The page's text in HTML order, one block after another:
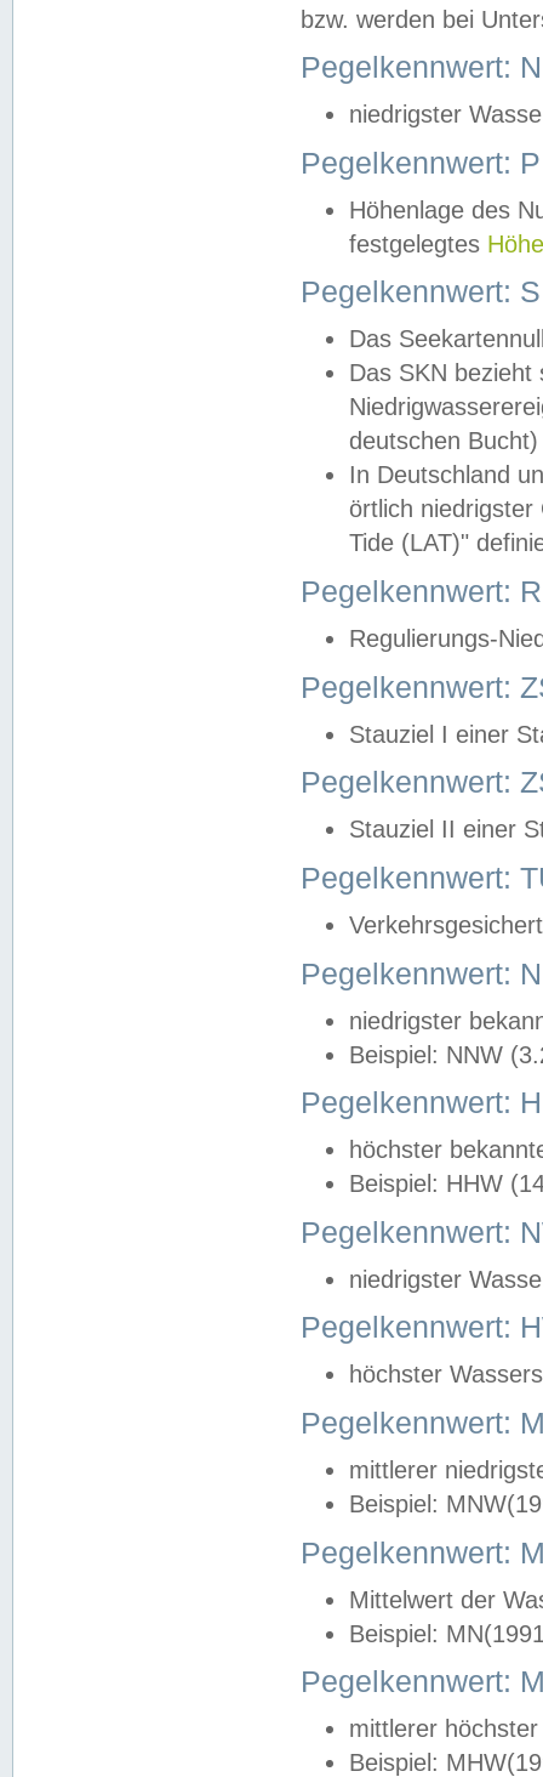
bzw. werden bei
Pegelkennwert:
niedrigster
Pegelkennwert:
Höhenlage des
festgelegtes
Pegelkennwert:
Das
Das SKN
deutschen
In Deutschland
örtlich
Tide (LAT)"
Pegelkennwert:
Regulierungs-
Pegelkennwert:
Stauziel I einer
Pegelkennwert:
Stauziel II einer
Pegelkennwert:
Pegelkennwert:
niedrigster
Beispiel: NNW
Pegelkennwert:
höchster
Beispiel: HHW
Pegelkennwert:
niedrigster
Pegelkennwert:
höchster
Pegelkennwert:
mittlerer
Beispiel:
Pegelkennwert:
Mittelwert der
Beispiel:
Pegelkennwert:
mittlerer
Beispiel: